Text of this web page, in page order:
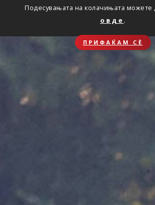
Подесувањата на колачињата можете
овде .
ПРИФАЌАМ СЀ